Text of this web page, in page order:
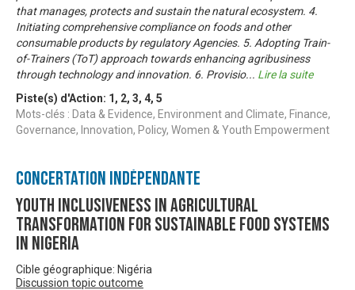
that manages, protects and sustain the natural ecosystem. 4.
Initiating comprehensive compliance on foods and other
consumable products by regulatory Agencies. 5. Adopting Train-
of-Trainers (ToT) approach towards enhancing agribusiness
through technology and innovation. 6. Provisio... Lire la suite
Piste(s) d'Action: 1 , 2, 3, 4, 5
Mots-clés : Data & Evidence, Environment and Climate, Finance,
Governance, Innovation, Policy, Women & Youth Empowerment
Concertation Indépendante
Youth Inclusiveness In Agricultural
Transformation For Sustainable Food Systems
In Nigeria
Cible géographique: Nigéria
Discussion topic outcome